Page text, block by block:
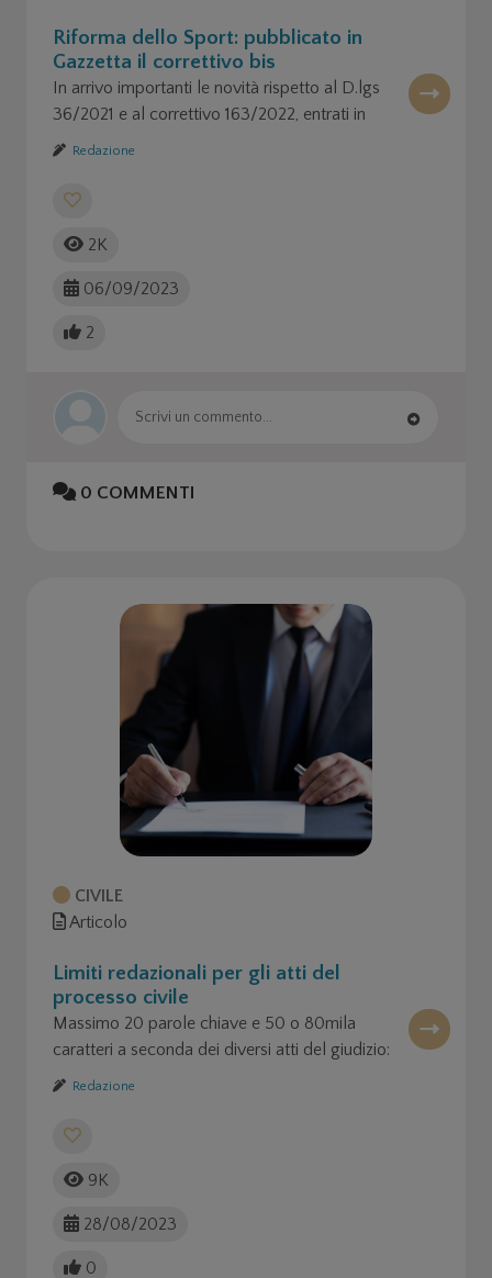
Riforma dello Sport: pubblicato in
Gazzetta il correttivo bis
In arrivo importanti le novità rispetto al D.lgs
36/2021 e al correttivo 163/2022, entrati in
vigore solo il 1° luglio scorso.
Redazione
2K
06/09/2023
2
0 COMMENTI
CIVILE
Articolo
Limiti redazionali per gli atti del
processo civile
Massimo 20 parole chiave e 50 o 80mila
caratteri a seconda dei diversi atti del giudizio:
novità in arrivo!
Redazione
9K
28/08/2023
0